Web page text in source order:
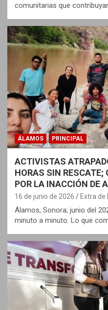
comunitarias que
ÁLAMOS PRINCIPAL
ACTIVISTAS
HORAS SIN RESCATE;
POR LA INACCIÓN DE
16 de junio de 2026 Extra de
Álamos, Sonora; junio del
minuto a minuto. Lo que